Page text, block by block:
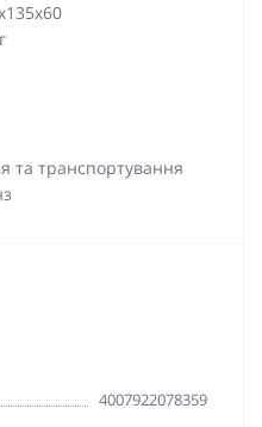
та транспортування
4007922078359